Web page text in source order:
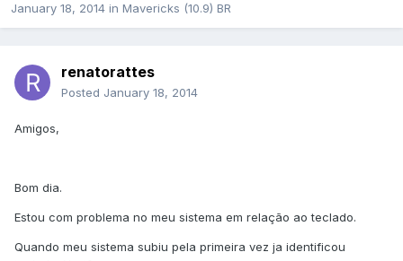
January 18, 2014 in Mavericks (10.9) BR
renatorattes
Posted January 18, 2014
Amigos,
Bom dia.
Estou com problema no meu sistema em relação ao teclado.
Quando meu sistema subiu pela primeira vez ja identificou